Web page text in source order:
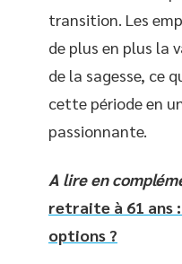
transition. Les
de plus en plus la
de la sagesse, ce
cette période en
passionnante.
A lire en
retraite à 61 ans
options ?